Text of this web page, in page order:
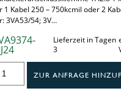
1 Kabel 250 – 750kcmil oder 2
3VA53/54; 3V…
Lieferzeit in Tagen
3
ZUR ANFRAGE